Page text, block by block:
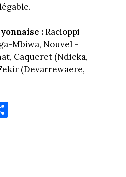
:Racioppi -
Mbiwa, Nouvel -
Caqueret (Ndicka,
(Devarrewaere,
Pa
rt